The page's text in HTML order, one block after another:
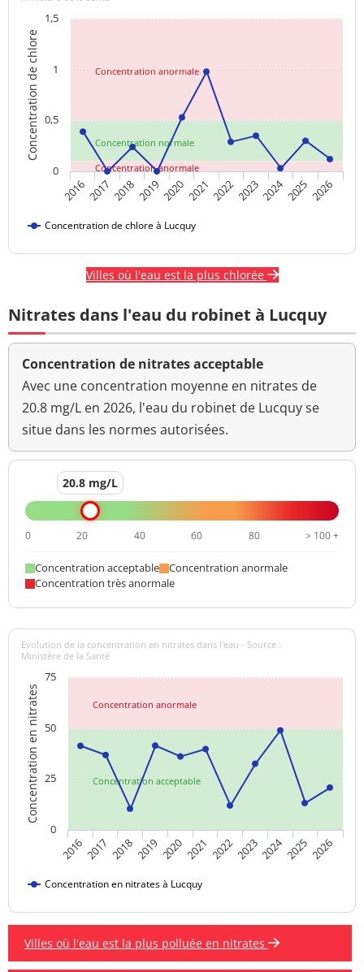
Concentration normale
Concentration anormale
Concentration anormale
Concentration de chlore
Concentration de chlore à Lucquy
20162017 201820192020202120222023202420252026
0
0,5
1
1,5
Villes où l'eau est la plus chlorée
Nitrates dans l'eau du robinet à Lucquy
Concentration de nitrates acceptable
Avec une concentration moyenne en nitrates de
20.8 mg/L en 2026, l'eau du robinet de Lucquy se
situe dans les normes autorisées.
20.8 mg/L
0 20 40 60 80 > 100 +
Concentration acceptable
Concentration anormale
Concentration très anormale
Concentration acceptable
Concentration anormale
Concentration en nitrates
Evolution de la concentration en nitrates dans l'eau - Source :
Ministère de la Santé
Concentration en nitrates à Lucquy
20162017 2018201920202021 20222023202420252026
0
25
50
75
Villes où l'eau est la plus polluée en nitrates